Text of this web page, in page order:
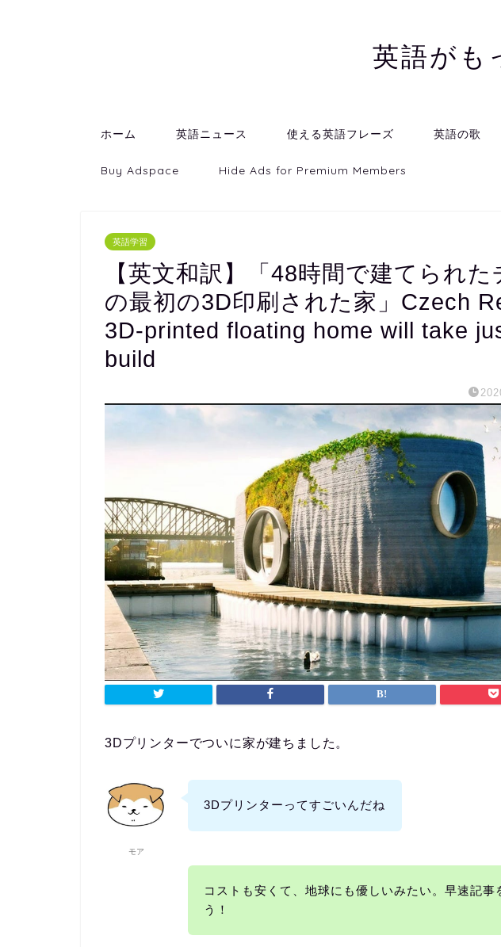
英語がも
ホーム 英語ニュース 使える英語フレーズ 英語の歌
Buy Adspace Hide Ads for Premium Members
英語学習
【英文和訳】「48時間で建てられた
の最初の3D印刷された家」Czech
3D-printed floating home will take
build
3Dプリンターでついに家が建ちました。
モア
3Dプリンターってすごいんだね
コストも安くて、地球にも優しいみたい。早速記事
う！